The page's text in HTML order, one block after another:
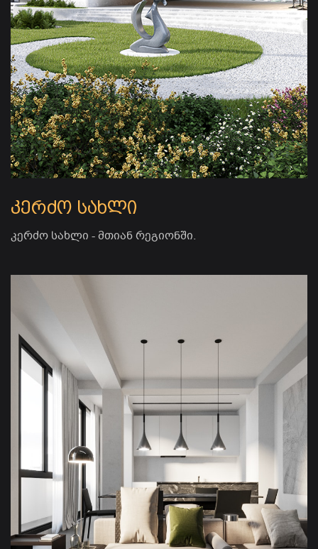
კერძო სახლი
კერძო სახლი - მთიან რეგიონში.